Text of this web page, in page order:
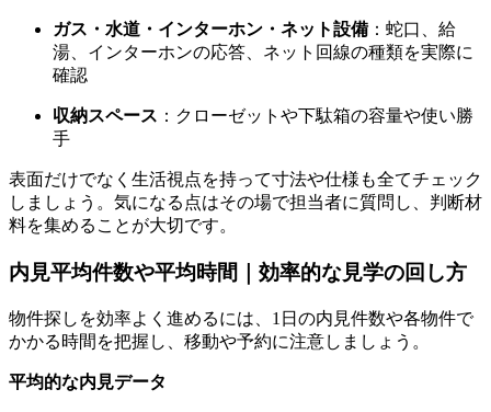
ガス・水道・インターホン・ネット設備 ：蛇口、給
湯、インターホンの応答、ネット回線の種類を実際に
確認
収納スペース ：クローゼットや下駄箱の容量や使い勝
手
表面だけでなく生活視点を持って寸法や仕様も全てチェック
しましょう。気になる点はその場で担当者に質問し、判断材
料を集めることが大切です。
内見平均件数や平均時間｜効率的な見学の回し方
物件探しを効率よく進めるには、1日の内見件数や各物件で
かかる時間を把握し、移動や予約に注意しましょう。
平均的な内見データ